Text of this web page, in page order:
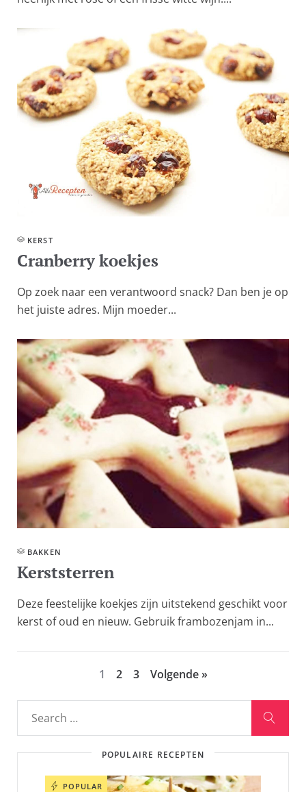
KERST
Cranberry koekjes
Op zoek naar een verantwoord snack? Dan ben je op
het juiste adres. Mijn moeder...
BAKKEN
Kerststerren
Deze feestelijke koekjes zijn uitstekend geschikt voor
kerst of oud en nieuw. Gebruik frambozenjam in...
1 2 3 Volgende »
POPULAIRE RECEPTEN
POPULAR